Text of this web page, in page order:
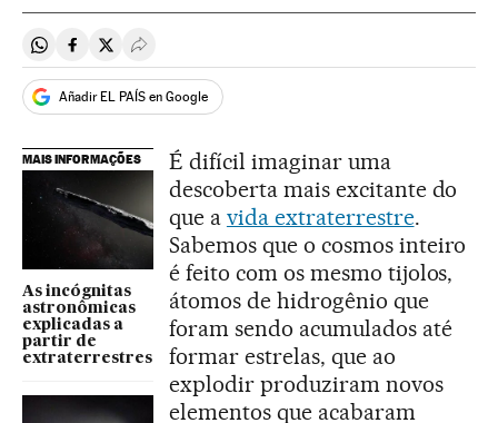
Compartir en Whatsapp
Compartir en Facebook
Compartir en Twitter
Desplegar Redes Sociales
Añadir EL PAÍS en Google
MAIS INFORMAÇÕES
As incógnitas
astronômicas
explicadas a
partir de
extraterrestres
É difícil imaginar uma
descoberta mais excitante do
que a vida extraterrestre.
Sabemos que o cosmos inteiro
é feito com os mesmo tijolos,
átomos de hidrogênio que
foram sendo acumulados até
formar estrelas, que ao
explodir produziram novos
elementos que acabaram